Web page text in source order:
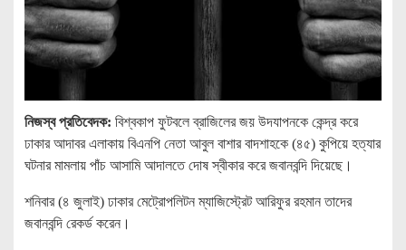
নিজস্ব প্রতিবেদক: বিশ্বকাপ ফুটবলে ব্রাজিলের জয় উদযাপনকে কেন্দ্র করে
ঢাকার আদাবর এলাকায় বিএনপি নেতা আবুল বাশার বাদশাহকে (৪৫) কুপিয়ে হত্যার
ঘটনার মামলায় পাঁচ আসামি আদালতে দোষ স্বীকার করে জবানবন্দি দিয়েছে।
শনিবার (৪ জুলাই) ঢাকার মেট্রোপলিটন ম্যাজিস্ট্রেট আরিফুর রহমান তাদের
জবানবন্দি রেকর্ড করেন।